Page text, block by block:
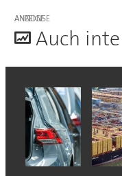
ANZEIGE
Auch